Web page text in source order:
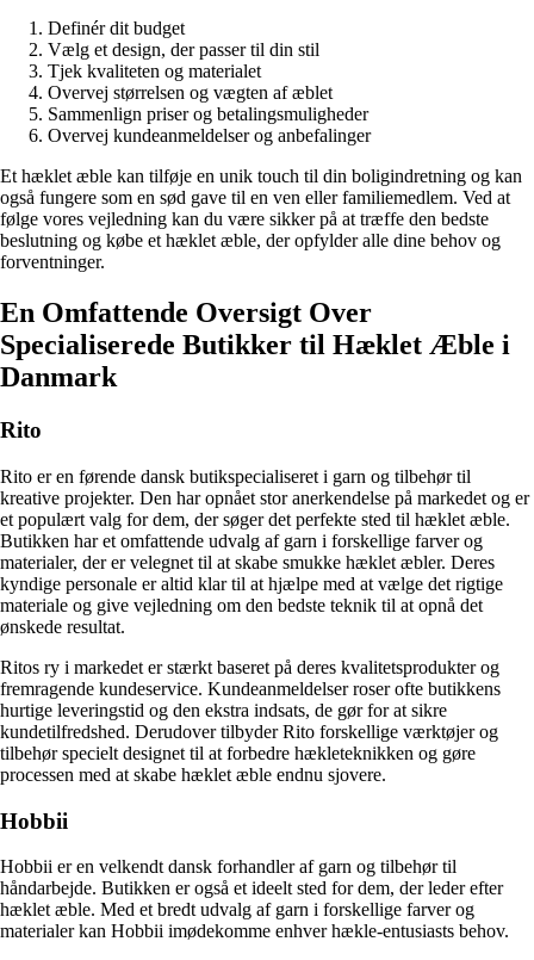
Definér dit budget
Vælg et design, der passer til din stil
Tjek kvaliteten og materialet
Overvej størrelsen og vægten af æblet
Sammenlign priser og betalingsmuligheder
Overvej kundeanmeldelser og anbefalinger
Et hæklet æble kan tilføje en unik touch til din boligindretning og kan
også fungere som en sød gave til en ven eller familiemedlem. Ved at
følge vores vejledning kan du være sikker på at træffe den bedste
beslutning og købe et hæklet æble, der opfylder alle dine behov og
forventninger.
En Omfattende Oversigt Over
Specialiserede Butikker til Hæklet Æble i
Danmark
Rito
Rito er en førende dansk butikspecialiseret i garn og tilbehør til
kreative projekter. Den har opnået stor anerkendelse på markedet og er
et populært valg for dem, der søger det perfekte sted til hæklet æble.
Butikken har et omfattende udvalg af garn i forskellige farver og
materialer, der er velegnet til at skabe smukke hæklet æbler. Deres
kyndige personale er altid klar til at hjælpe med at vælge det rigtige
materiale og give vejledning om den bedste teknik til at opnå det
ønskede resultat.
Ritos ry i markedet er stærkt baseret på deres kvalitetsprodukter og
fremragende kundeservice. Kundeanmeldelser roser ofte butikkens
hurtige leveringstid og den ekstra indsats, de gør for at sikre
kundetilfredshed. Derudover tilbyder Rito forskellige værktøjer og
tilbehør specielt designet til at forbedre hækleteknikken og gøre
processen med at skabe hæklet æble endnu sjovere.
Hobbii
Hobbii er en velkendt dansk forhandler af garn og tilbehør til
håndarbejde. Butikken er også et ideelt sted for dem, der leder efter
hæklet æble. Med et bredt udvalg af garn i forskellige farver og
materialer kan Hobbii imødekomme enhver hækle-entusiasts behov.